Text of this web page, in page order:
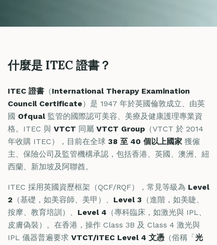
什麼是 ITEC 證書？
ITEC 證書 （International Therapy Examination
Council Certificate）是 1947 年於英國倫敦成立、由英
國 Ofqual監管的國際認可美容、美療及健康護理專業資
格。ITEC 與 VTCT 同屬 VTCT Group （VTCT 於 2014
年收購 ITEC），目前在全球 38 至 40 個以上國家 獲僱
主、保險公司及監管機構承認，包括香港、英國、澳洲、紐
西蘭、新加坡及阿聯酋。
ITEC 採用英國資歷框架（QCF/RQF），常見等級為 Level
2 （基礎，如美容師、美甲）、 Level 3 （進階，如美睫、
按摩、教育培訓）、 Level 4 （專科臨床，如激光與 IPL、
皮膚偽裝）。在香港，操作 Class 3B 及 Class 4 激光與
IPL 儀器普遍要求 VTCT/ITEC Level 4 文憑 （俗稱「 光